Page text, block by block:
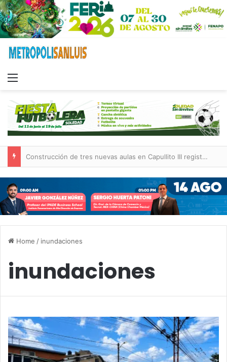
Construcción de tres nuevas aulas en Capullito III registra avances en Soledad
Home / inundaciones
inundaciones